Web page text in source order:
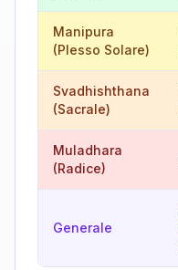
Manipura
(Plesso Solare)
Svadhishthana
(Sacrale)
Muladhara
(Radice)
Generale